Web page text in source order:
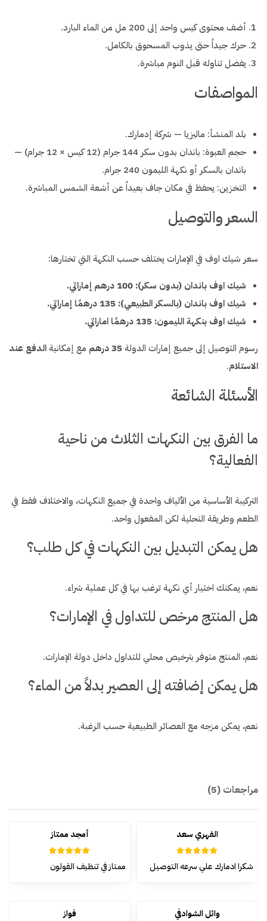
أضف محتوى كيس واحد إلى 200 مل من الماء البارد.
حرك جيداً حتى يذوب المسحوق بالكامل.
يفضل تناوله قبل النوم مباشرة.
المواصفات
بلد المنشأ: ماليزيا — شركة إدمارك.
حجم العبوة: باندان بدون سكر 144 جرام (12 كيس × 12 جرام) —
باندان بالسكر أو نكهة الليمون 240 جرام.
التخزين: يحفظ في مكان جاف بعيداً عن أشعة الشمس المباشرة.
السعر والتوصيل
سعر شيك اوف في الإمارات يختلف حسب النكهة التي تختارها:
شيك اوف باندان (بدون سكر): 100 درهم إماراتي.
شيك اوف باندان (بالسكر الطبيعي): 135 درهمًا إماراتي.
شيك اوف بنكهة الليمون: 135 درهمًا اماراتي.
رسوم التوصيل إلى جميع إمارات الدولة 35 درهم مع إمكانية الدفع عند
الاستلام.
الأسئلة الشائعة
ما الفرق بين النكهات الثلاث من ناحية
الفعالية؟
التركيبة الأساسية من الألياف واحدة في جميع النكهات، والاختلاف فقط في
الطعم وطريقة التحلية لكن المفعول واحد.
هل يمكن التبديل بين النكهات في كل طلب؟
نعم، يمكنك اختيار أي نكهة ترغب بها في كل عملية شراء.
هل المنتج مرخص للتداول في الإمارات؟
نعم، المنتج متوفر بترخيص محلي للتداول داخل دولة الإمارات.
هل يمكن إضافته إلى العصير بدلاً من الماء؟
نعم، يمكن مزجه مع العصائر الطبيعية حسب الرغبة.
مراجعات (5)
الفهري سعد
تم التقييم
من 5
شكرا ادمارك علي سرعه التوصيل
أمجد ممتاز
تم التقييم 5
من 5
ممتاز في تنظيف القولون
وائل الشوادفي فواز